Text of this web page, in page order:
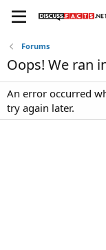
Forums
Oops! We ran
An error occurred
try again later.